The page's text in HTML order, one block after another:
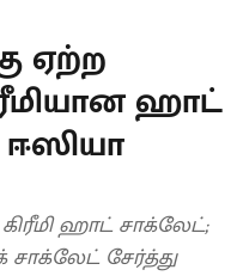
ஏற்ற
ஹாட்
ஹாட் சாக்லேட்;
சேர்த்து